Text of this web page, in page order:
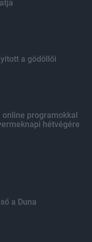
a gödöllői
online programokkal
hétvégére
a Duna